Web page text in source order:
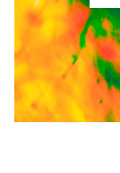
votre
Internet,
paroles
toutes